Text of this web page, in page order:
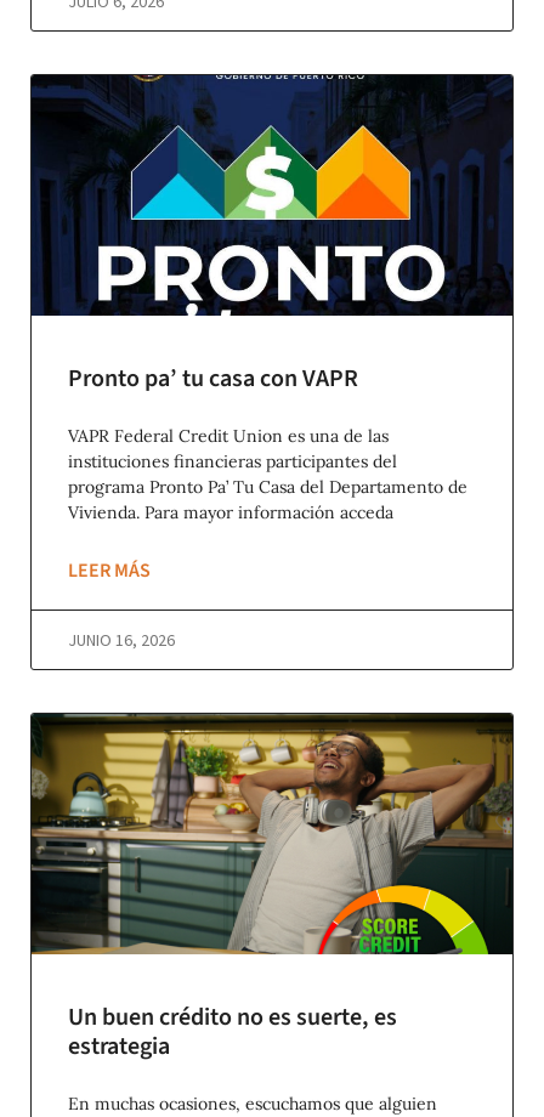
Pronto pa’ tu casa con VAPR
VAPR Federal Credit Union es una de las
instituciones financieras participantes del
programa Pronto Pa’ Tu Casa del Departamento de
Vivienda. Para mayor información acceda
LEER MÁS
JUNIO 16, 2026
Un buen crédito no es suerte, es
estrategia
En muchas ocasiones, escuchamos que alguien